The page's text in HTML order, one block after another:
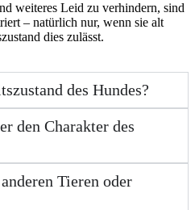
weiteres Leid zu verhindern, sind
– natürlich nur, wenn sie alt
dies zulässt.
des Hundes?
den Charakter des
Tieren oder